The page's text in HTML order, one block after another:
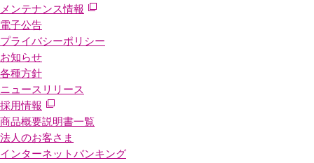
メンテナンス情報
電子公告
プライバシーポリシー
お知らせ
各種方針
ニュースリリース
採用情報
商品概要説明書一覧
法人のお客さま
インターネットバンキング